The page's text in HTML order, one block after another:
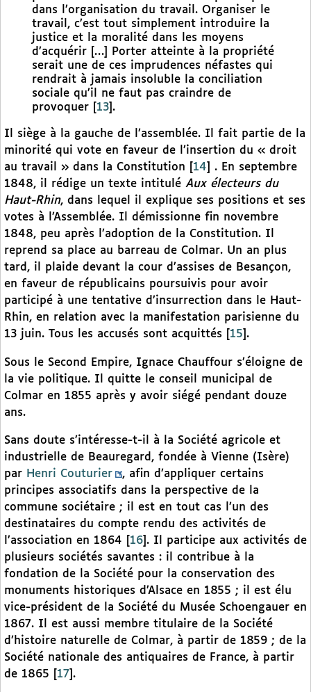
dans l’organisation du travail. Organiser le
travail, c’est tout simplement introduire la
justice et la moralité dans les moyens
d’acquérir […] Porter atteinte à la propriété
serait une de ces imprudences néfastes qui
rendrait à jamais insoluble la conciliation
sociale qu’il ne faut pas craindre de
provoquer
13 .
Il siège à la gauche de l’assemblée. Il fait partie de la
minorité qui vote en faveur de l’insertion du « droit
au travail » dans la Constitution
14
. En septembre
1848, il rédige un texte intitulé Aux électeurs du
Haut-Rhin, dans lequel il explique ses positions et ses
votes à l’Assemblée. Il démissionne fin novembre
1848, peu après l’adoption de la Constitution. Il
reprend sa place au barreau de Colmar. Un an plus
tard, il plaide devant la cour d’assises de Besançon,
en faveur de républicains poursuivis pour avoir
participé à une tentative d’insurrection dans le Haut-
Rhin, en relation avec la manifestation parisienne du
13 juin. Tous les accusés sont acquittés
15 .
Sous le Second Empire, Ignace Chauffour s’éloigne de
la vie politique. Il quitte le conseil municipal de
Colmar en 1855 après y avoir siégé pendant douze
ans.
Sans doute s’intéresse-t-il à la Société agricole et
industrielle de Beauregard, fondée à Vienne (Isère)
par Henri Couturier
, afin d’appliquer certains
principes associatifs dans la perspective de la
commune sociétaire ; il est en tout cas l’un des
destinataires du compte rendu des activités de
l’association en 1864
16 . Il participe aux activités de
plusieurs sociétés savantes : il contribue à la
fondation de la Société pour la conservation des
monuments historiques d’Alsace en 1855 ; il est élu
vice-président de la Société du Musée Schoengauer en
1867. Il est aussi membre titulaire de la Société
d’histoire naturelle de Colmar, à partir de 1859 ; de la
Société nationale des antiquaires de France, à partir
de 1865
17 .